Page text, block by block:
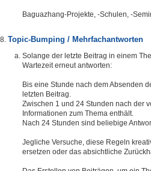
Baguazhang-Projekte, -Schulen, -
Topic-Bumping / Mehrfachantworten
Solange der letzte Beitrag in einem
Wartezeit erneut antworten:
Bis eine Stunde nach dem Absenden
letzten Beitrag.
Zwischen 1 und 24 Stunden nach der
Informationen zum Thema enthält.
Nach 24 Stunden sind beliebige
Jegliche Versuche, diese Regeln
ersetzen oder das absichtliche